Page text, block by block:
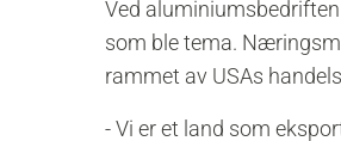
Ved
som ble tema.
rammet av USAs
- Vi er et land som